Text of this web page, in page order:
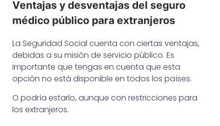
Ventajas y desventajas del seguro
médico público para extranjeros
La Seguridad Social cuenta con ciertas ventajas,
debidas a su misión de servicio público. Es
importante que tengas en cuenta que esta
opción no está disponible en todos los países.
O podría estarlo, aunque con restricciones para
los extranjeros.